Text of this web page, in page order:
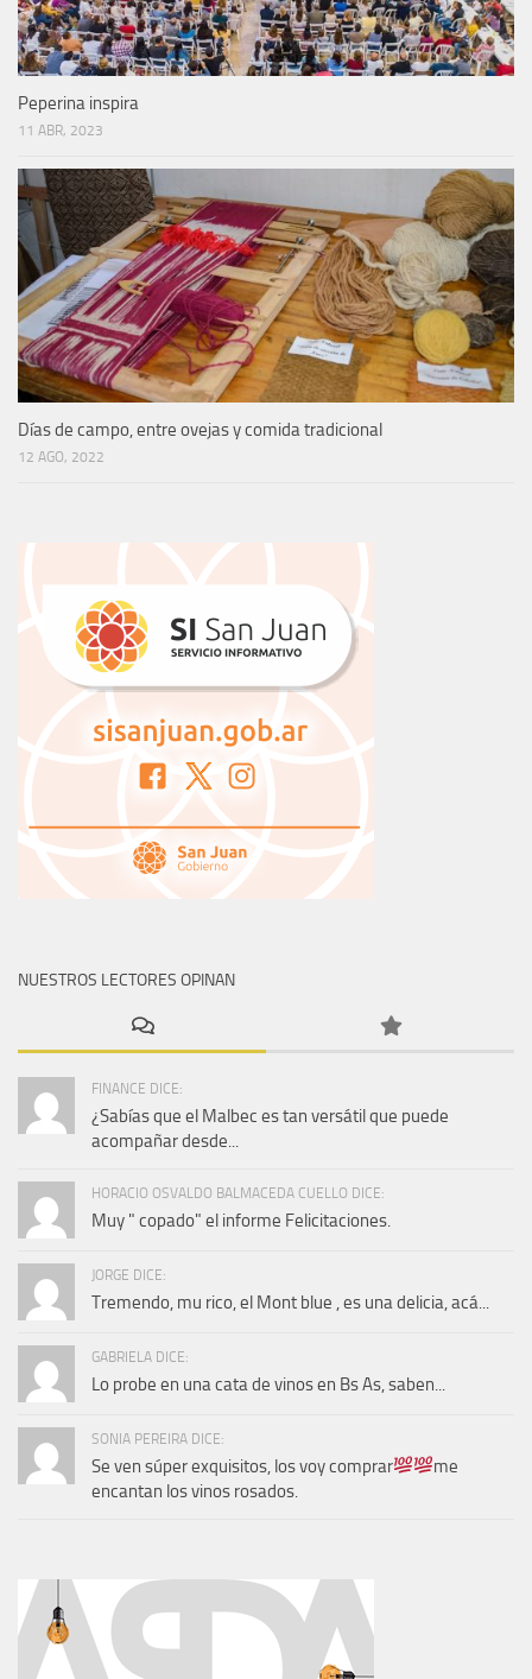
Peperina inspira
11 ABR, 2023
Días de campo, entre ovejas y comida tradicional
12 AGO, 2022
NUESTROS LECTORES OPINAN
FINANCE DICE:
¿Sabías que el Malbec es tan versátil que puede
acompañar desde...
HORACIO OSVALDO BALMACEDA CUELLO DICE:
Muy " copado" el informe Felicitaciones.
JORGE DICE:
Tremendo, mu rico, el Mont blue , es una delicia, acá...
GABRIELA DICE:
Lo probe en una cata de vinos en Bs As, saben...
SONIA PEREIRA DICE:
Se ven súper exquisitos, los voy comprar
me
encantan los vinos rosados.